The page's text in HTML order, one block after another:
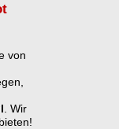
von
. Wir